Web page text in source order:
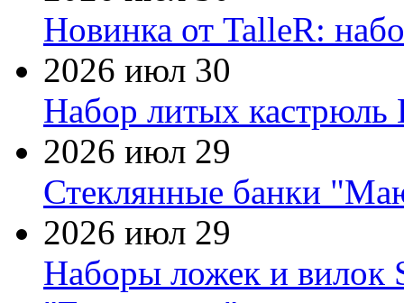
Новинка от TalleR:
2026 июл 30
Набор литых кастрюль
2026 июл 29
Стеклянные банки
2026 июл 29
Наборы ложек и вилок